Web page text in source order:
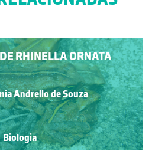
RHINELLA ORNATA
Andrello de Souza
Biologia